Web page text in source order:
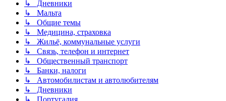
↳ Дневники
↳ Мальта
↳ Общие темы
↳ Медицина, страховка
↳ Жильё, коммунальные услуги
↳ Связь, телефон и интернет
↳ Общественный транспорт
↳ Банки, налоги
↳ Автомобилистам и автолюбителям
↳ Дневники
↳ Португалия